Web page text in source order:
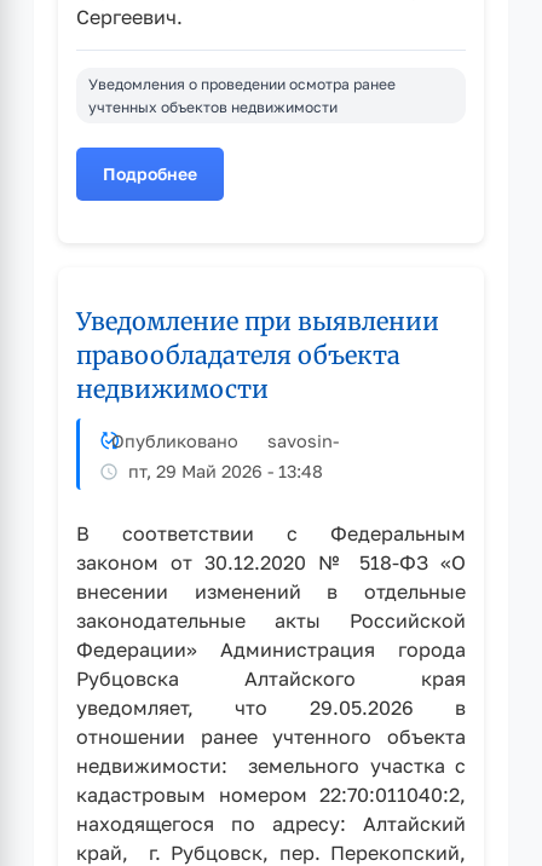
Сергеевич.
Уведомления о проведении осмотра ранее
учтенных объектов недвижимости
Подробнее
о
объекта
недвижимости
Уведомление при выявлении
правообладателя объекта
недвижимости
Опубликовано savosin-
пт, 29 Май 2026 - 13:48
В соответствии с Федеральным
законом от 30.12.2020 № 518-ФЗ «О
внесении изменений в отдельные
законодательные акты Российской
Федерации» Администрация города
Рубцовска Алтайского края
уведомляет, что 29.05.2026 в
отношении ранее учтенного объекта
недвижимости: земельного участка с
кадастровым номером 22:70:011040:2,
находящегося по адресу: Алтайский
край, г. Рубцовск, пер. Перекопский,